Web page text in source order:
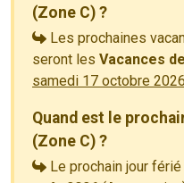
(Zone C) ?
Les prochaines
seront les Vacances
samedi 17 octobre 2026
Quand est le
(Zone C) ?
Le prochain jour